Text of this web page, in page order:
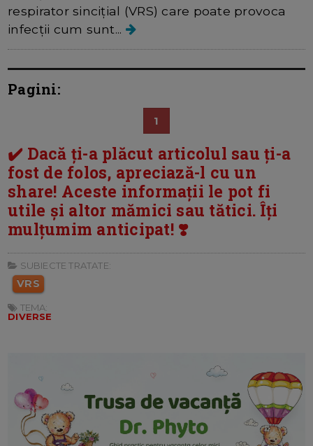
respirator sincițial (VRS) care poate provoca
infecții cum sunt...
Pagini:
1
✔️ Dacă ți-a plăcut articolul sau ți-a
fost de folos, apreciază-l cu un
share! Aceste informații le pot fi
utile și altor mămici sau tătici. Îți
mulțumim anticipat! ❣️
SUBIECTE TRATATE:
VRS
TEMA:
DIVERSE